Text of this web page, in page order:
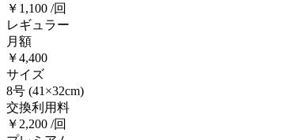
￥1,100 /回
レギュラー
月額
￥4,400
サイズ
8号 (41×32cm)
交換利用料
￥2,200 /回